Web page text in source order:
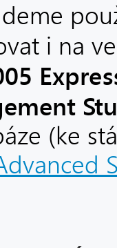
i na
(ke